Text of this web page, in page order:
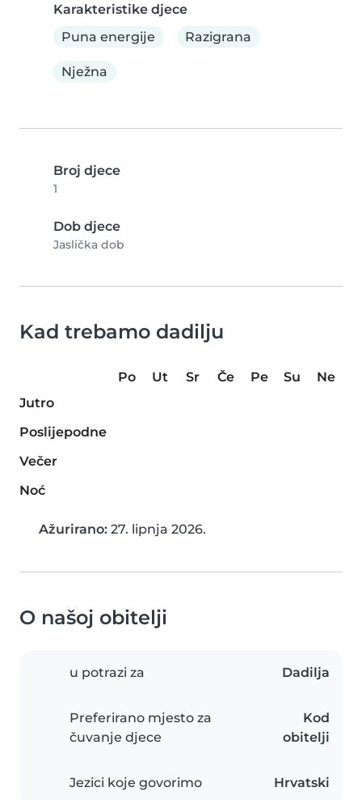
Karakteristike djece
Puna energije
Razigrana
Nježna
Broj djece
1
Dob djece
Jaslička dob
Kad trebamo dadilju
Po Ut Sr Če Pe Su
Ne
Jutro
Poslijepodne
Večer
Noć
Ažurirano: 27. lipnja 2026.
O našoj obitelji
u potrazi za Dadilja
Preferirano mjesto za
čuvanje djece
Kod
obitelji
Jezici koje govorimo Hrvatski